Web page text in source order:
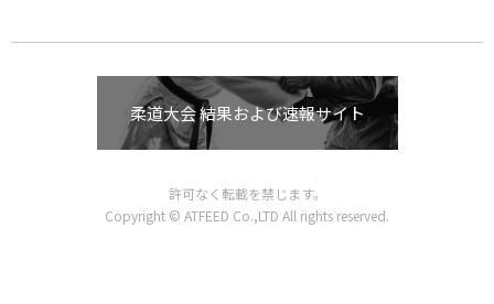
柔道大会 結果および速報サイト
許可なく転載を禁じます。
Copyright © ATFEED Co.,LTD All rights reserved.